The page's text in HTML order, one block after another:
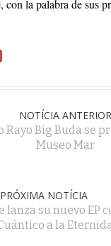
con la palabra de sus
NOTÍCIA ANTERIOR
Rayo Big Buda se
Museo Mar
PRÓXIMA NOTÍCIA
lanza su nuevo EP
a la